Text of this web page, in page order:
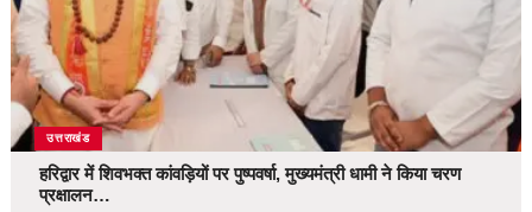
उत्तराखंड
हरिद्वार में शिवभक्त कांवड़ियों पर पुष्पवर्षा, मुख्यमंत्री धामी ने किया चरण
प्रक्षालन…